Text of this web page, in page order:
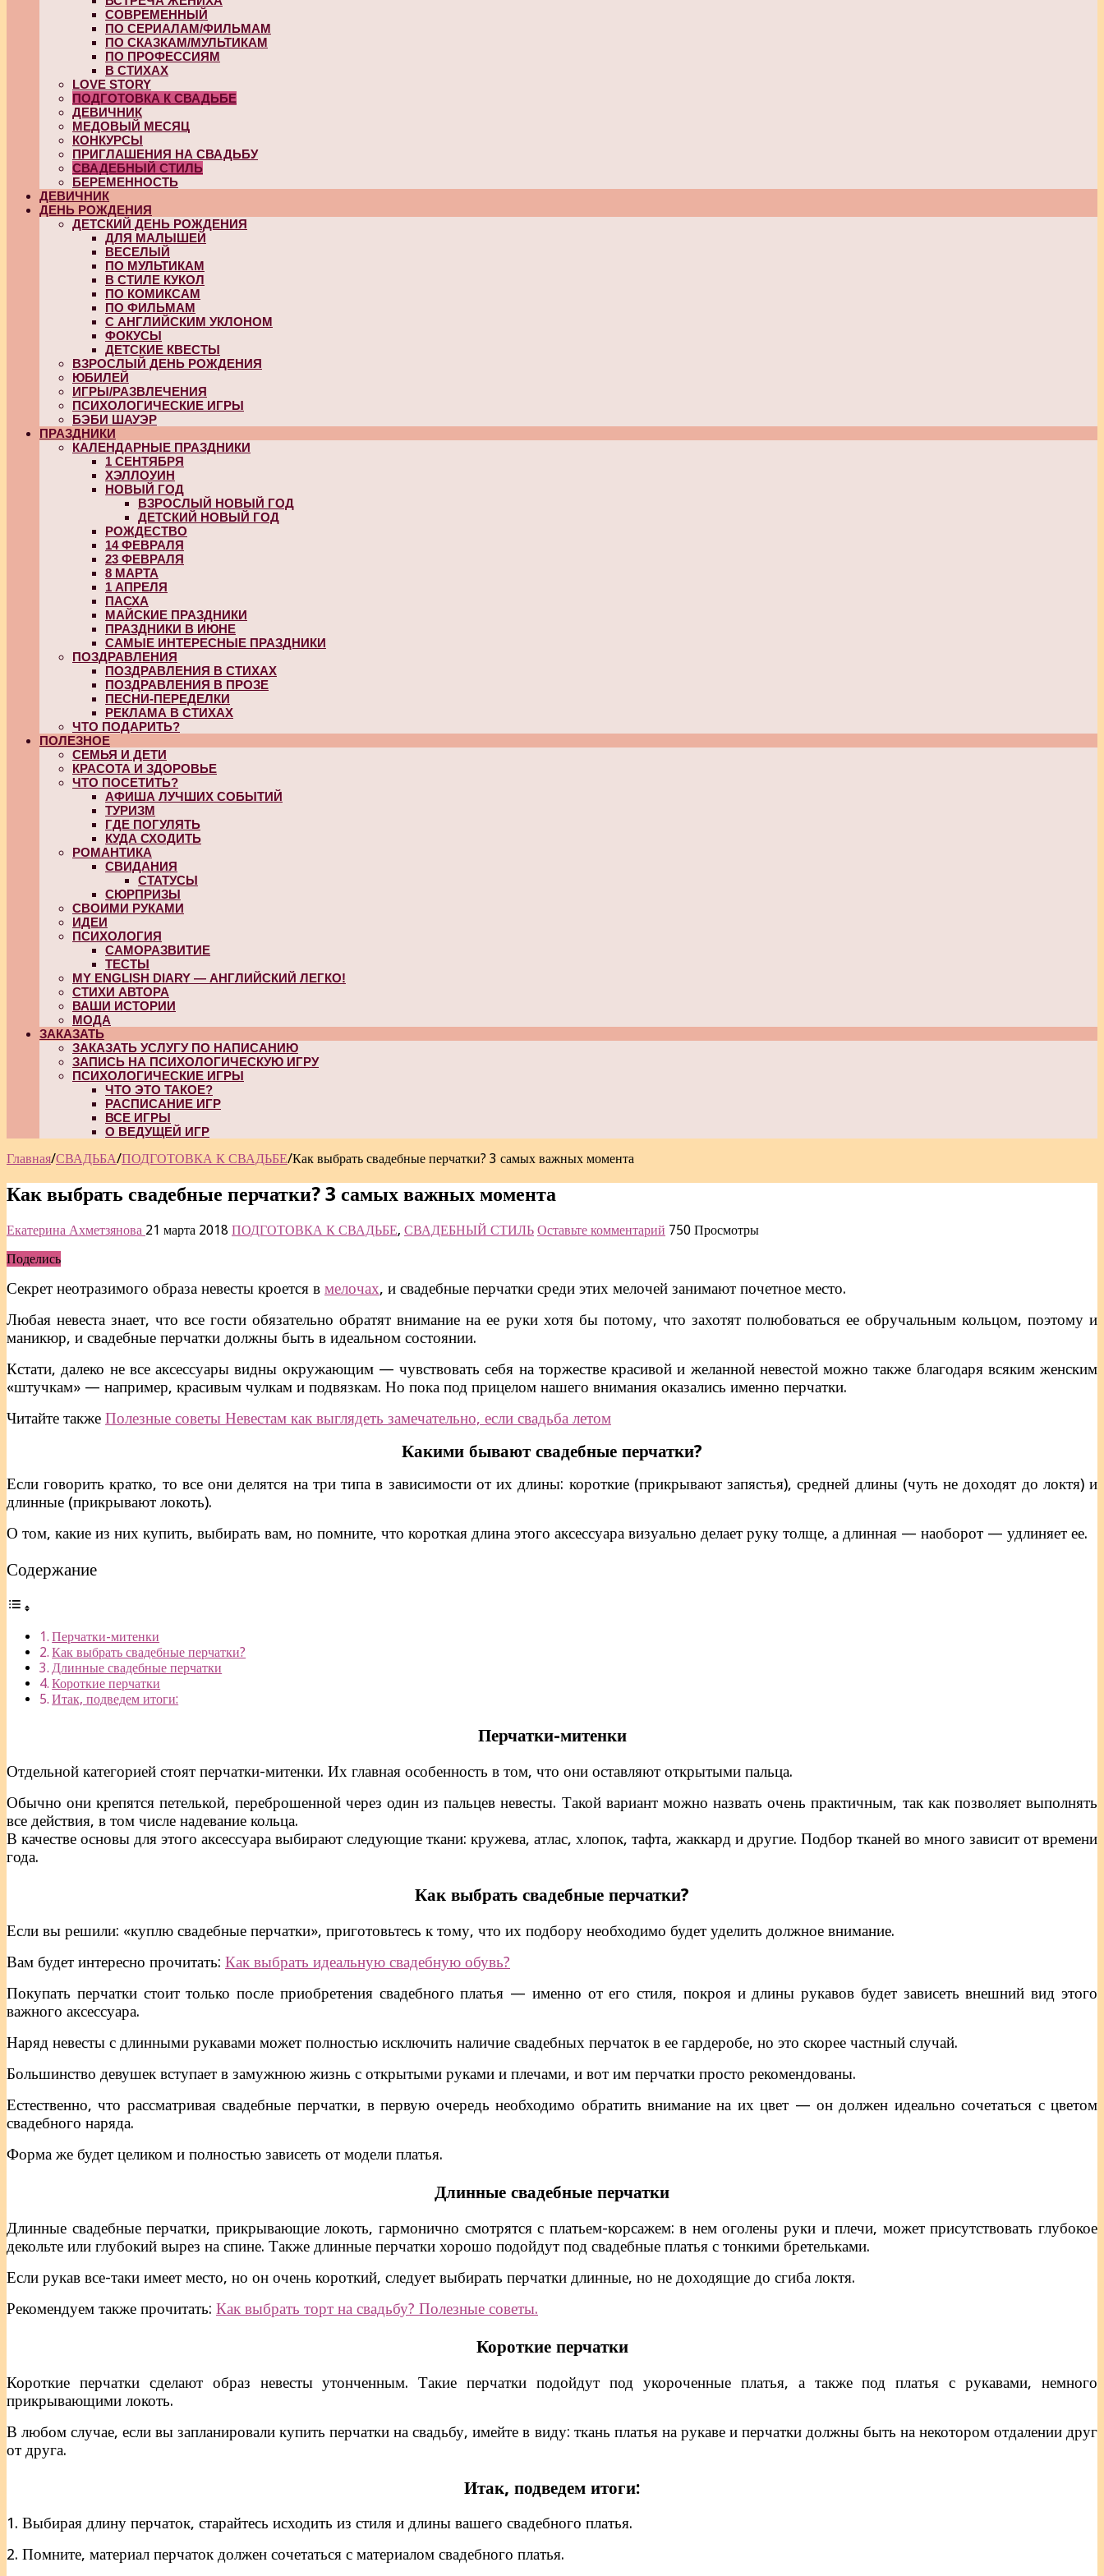
СОВРЕМЕННЫЙ
ПО СЕРИАЛАМ/ФИЛЬМАМ
ПО СКАЗКАМ/МУЛЬТИКАМ
ПО ПРОФЕССИЯМ
В СТИХАХ
LOVE STORY
ПОДГОТОВКА К СВАДЬБЕ
ДЕВИЧНИК
МЕДОВЫЙ МЕСЯЦ
КОНКУРСЫ
ПРИГЛАШЕНИЯ НА СВАДЬБУ
СВАДЕБНЫЙ СТИЛЬ
БЕРЕМЕННОСТЬ
ДЕВИЧНИК
ДЕНЬ РОЖДЕНИЯ
ДЕТСКИЙ ДЕНЬ РОЖДЕНИЯ
ДЛЯ МАЛЫШЕЙ
ВЕСЕЛЫЙ
ПО МУЛЬТИКАМ
В СТИЛЕ КУКОЛ
ПО КОМИКСАМ
ПО ФИЛЬМАМ
С АНГЛИЙСКИМ УКЛОНОМ
ФОКУСЫ
ДЕТСКИЕ КВЕСТЫ
ВЗРОСЛЫЙ ДЕНЬ РОЖДЕНИЯ
ЮБИЛЕЙ
ИГРЫ/РАЗВЛЕЧЕНИЯ
ПСИХОЛОГИЧЕСКИЕ ИГРЫ
БЭБИ ШАУЭР
ПРАЗДНИКИ
КАЛЕНДАРНЫЕ ПРАЗДНИКИ
1 СЕНТЯБРЯ
ХЭЛЛОУИН
НОВЫЙ ГОД
ВЗРОСЛЫЙ НОВЫЙ ГОД
ДЕТСКИЙ НОВЫЙ ГОД
РОЖДЕСТВО
14 ФЕВРАЛЯ
23 ФЕВРАЛЯ
8 МАРТА
1 АПРЕЛЯ
ПАСХА
МАЙСКИЕ ПРАЗДНИКИ
ПРАЗДНИКИ В ИЮНЕ
САМЫЕ ИНТЕРЕСНЫЕ ПРАЗДНИКИ
ПОЗДРАВЛЕНИЯ
ПОЗДРАВЛЕНИЯ В СТИХАХ
ПОЗДРАВЛЕНИЯ В ПРОЗЕ
ПЕСНИ-ПЕРЕДЕЛКИ
РЕКЛАМА В СТИХАХ
ЧТО ПОДАРИТЬ?
ПОЛЕЗНОЕ
СЕМЬЯ И ДЕТИ
КРАСОТА И ЗДОРОВЬЕ
ЧТО ПОСЕТИТЬ?
АФИША ЛУЧШИХ СОБЫТИЙ
ТУРИЗМ
ГДЕ ПОГУЛЯТЬ
КУДА СХОДИТЬ
РОМАНТИКА
СВИДАНИЯ
СТАТУСЫ
СЮРПРИЗЫ
СВОИМИ РУКАМИ
ИДЕИ
ПСИХОЛОГИЯ
САМОРАЗВИТИЕ
ТЕСТЫ
MY ENGLISH DIARY — АНГЛИЙСКИЙ ЛЕГКО!
СТИХИ АВТОРА
ВАШИ ИСТОРИИ
МОДА
ЗАКАЗАТЬ
ЗАКАЗАТЬ УСЛУГУ ПО НАПИСАНИЮ
ЗАПИСЬ НА ПСИХОЛОГИЧЕСКУЮ ИГРУ
ПСИХОЛОГИЧЕСКИЕ ИГРЫ
ЧТО ЭТО ТАКОЕ?
РАСПИСАНИЕ ИГР
ВСЕ ИГРЫ
О ВЕДУЩЕЙ ИГР
Главная/СВАДЬБА/ПОДГОТОВКА К СВАДЬБЕ/Как выбрать свадебные перчатки? 3 самых важных момента
Как выбрать свадебные перчатки? 3 самых важных момента
Екатерина Ахметзянова 21 марта 2018 ПОДГОТОВКА К СВАДЬБЕ, СВАДЕБНЫЙ СТИЛЬ Оставьте комментарий 750 Просмотры
Поделись
Секрет неотразимого образа невесты кроется в мелочах, и свадебные перчатки среди этих мелочей занимают почетное место.
Любая невеста знает, что все гости обязательно обратят внимание на ее руки хотя бы потому, что захотят полюбоваться ее обручальным кольцом, поэтому и
маникюр, и свадебные перчатки должны быть в идеальном состоянии.
Кстати, далеко не все аксессуары видны окружающим — чувствовать себя на торжестве красивой и желанной невестой можно также благодаря всяким женским
«штучкам» — например, красивым чулкам и подвязкам. Но пока под прицелом нашего внимания оказались именно перчатки.
Читайте также Полезные советы Невестам как выглядеть замечательно, если свадьба летом
Какими бывают свадебные перчатки?
Если говорить кратко, то все они делятся на три типа в зависимости от их длины: короткие (прикрывают запястья), средней длины (чуть не доходят до локтя) и
длинные (прикрывают локоть).
О том, какие из них купить, выбирать вам, но помните, что короткая длина этого аксессуара визуально делает руку толще, а длинная — наоборот — удлиняет ее.
Содержание
Перчатки-митенки
Как выбрать свадебные перчатки?
Длинные свадебные перчатки
Короткие перчатки
Итак, подведем итоги:
Перчатки-митенки
Отдельной категорией стоят перчатки-митенки. Их главная особенность в том, что они оставляют открытыми пальца.
Обычно они крепятся петелькой, переброшенной через один из пальцев невесты. Такой вариант можно назвать очень практичным, так как позволяет выполнять
все действия, в том числе надевание кольца.
В качестве основы для этого аксессуара выбирают следующие ткани: кружева, атлас, хлопок, тафта, жаккард и другие. Подбор тканей во много зависит от времени
года.
Как выбрать свадебные перчатки?
Если вы решили: «куплю свадебные перчатки», приготовьтесь к тому, что их подбору необходимо будет уделить должное внимание.
Вам будет интересно прочитать: Как выбрать идеальную свадебную обувь?
Покупать перчатки стоит только после приобретения свадебного платья — именно от его стиля, покроя и длины рукавов будет зависеть внешний вид этого
важного аксессуара.
Наряд невесты с длинными рукавами может полностью исключить наличие свадебных перчаток в ее гардеробе, но это скорее частный случай.
Большинство девушек вступает в замужнюю жизнь с открытыми руками и плечами, и вот им перчатки просто рекомендованы.
Естественно, что рассматривая свадебные перчатки, в первую очередь необходимо обратить внимание на их цвет — он должен идеально сочетаться с цветом
свадебного наряда.
Форма же будет целиком и полностью зависеть от модели платья.
Длинные свадебные перчатки
Длинные свадебные перчатки, прикрывающие локоть, гармонично смотрятся с платьем-корсажем: в нем оголены руки и плечи, может присутствовать глубокое
декольте или глубокий вырез на спине. Также длинные перчатки хорошо подойдут под свадебные платья с тонкими бретельками.
Если рукав все-таки имеет место, но он очень короткий, следует выбирать перчатки длинные, но не доходящие до сгиба локтя.
Рекомендуем также прочитать: Как выбрать торт на свадьбу? Полезные советы.
Короткие перчатки
Короткие перчатки сделают образ невесты утонченным. Такие перчатки подойдут под укороченные платья, а также под платья с рукавами, немного
прикрывающими локоть.
В любом случае, если вы запланировали купить перчатки на свадьбу, имейте в виду: ткань платья на рукаве и перчатки должны быть на некотором отдалении друг
от друга.
Итак, подведем итоги:
1. Выбирая длину перчаток, старайтесь исходить из стиля и длины вашего свадебного платья.
2. Помните, материал перчаток должен сочетаться с материалом свадебного платья.